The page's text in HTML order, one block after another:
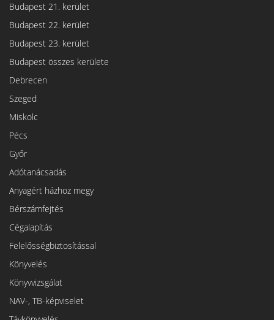
Budapest 21. kerület
Budapest 22. kerület
Budapest 23. kerület
Budapest összes kerülete
Debrecen
Szeged
Miskolc
Pécs
Győr
Adótanácsadás
Anyagért házhoz megy
Bérszámfejtés
Cégalapítás
Felelősségbiztosítással
Könyvelés
Könyvvizsgálat
NAV-, TB-képviselet